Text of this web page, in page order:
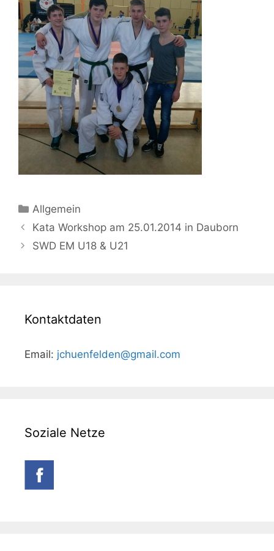
Kategorien
Allgemein
Beitrags-
Navigation
Kata Workshop am 25.01.2014 in Dauborn
SWD EM U18 & U21
Kontaktdaten
Email: jchuenfelden@gmail.com
Soziale Netze